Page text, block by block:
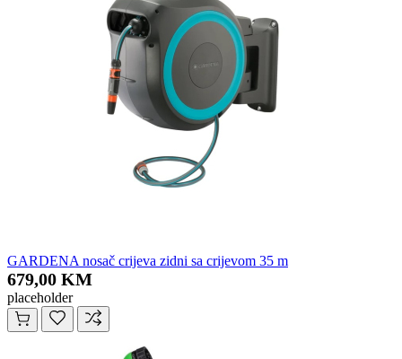
GARDENA nosač crijeva zidni sa crijevom 35 m
679,00 KM
placeholder